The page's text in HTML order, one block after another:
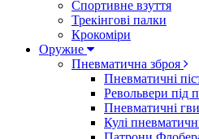
Спортивне взуття
Трекінгові палки
Крокоміри
Оружие
Пневматична зброя
Пневматичні
Револьвери під
Пневматичні
Кулі